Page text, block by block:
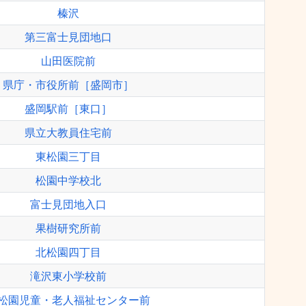
榛沢
第三富士見団地口
山田医院前
県庁・市役所前［盛岡市］
盛岡駅前［東口］
県立大教員住宅前
東松園三丁目
松園中学校北
富士見団地入口
果樹研究所前
北松園四丁目
滝沢東小学校前
園児童・老人福祉センター前